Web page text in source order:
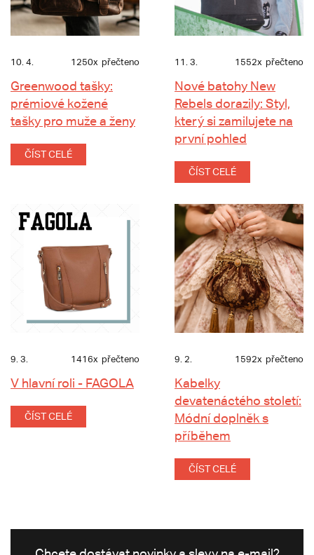
10. 4. 1250x přečteno
Greenwood tašky:
prémiové kožené
tašky pro muže a ženy
ČÍST CELÉ
11. 3. 1552x přečteno
Nové batohy New
Rebels dorazily: Styl,
který si zamilujete na
první pohled
ČÍST CELÉ
9. 3. 1416x přečteno
V hlavní roli - FAGOLA
ČÍST CELÉ
9. 2. 1592x přečteno
Kabelky
devatenáctého století:
Módní doplněk s
příběhem
ČÍST CELÉ